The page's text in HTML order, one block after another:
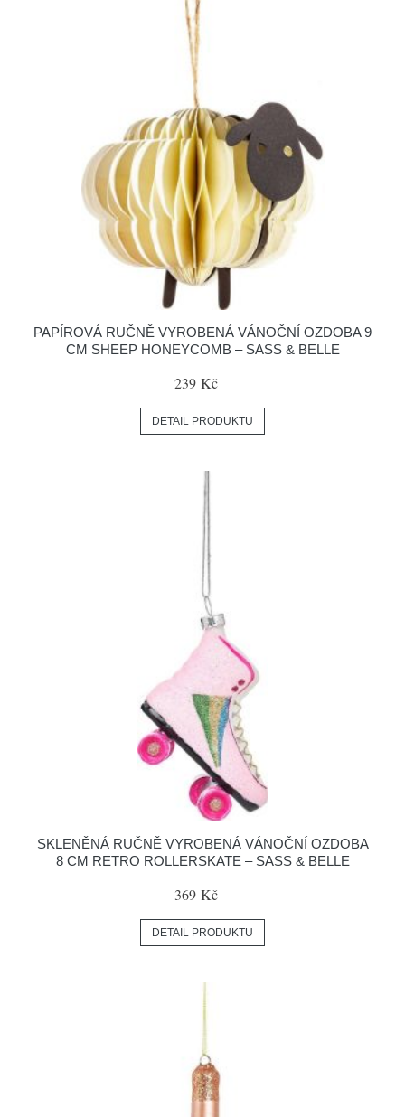
PAPÍROVÁ RUČNĚ VYROBENÁ VÁNOČNÍ OZDOBA 9
CM SHEEP HONEYCOMB – SASS & BELLE
239 Kč
DETAIL PRODUKTU
SKLENĚNÁ RUČNĚ VYROBENÁ VÁNOČNÍ OZDOBA
8 CM RETRO ROLLERSKATE – SASS & BELLE
369 Kč
DETAIL PRODUKTU